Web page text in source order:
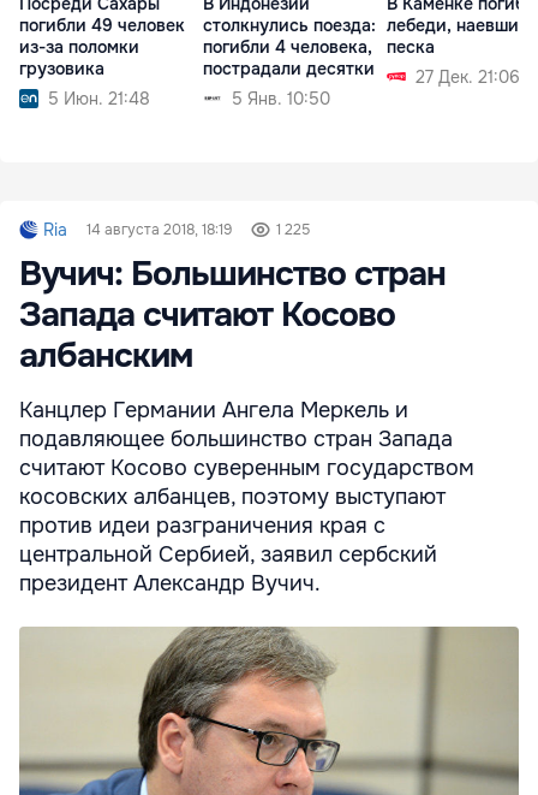
погибли 49 человек
из-за поломки
грузовика
5 Июн. 21:48
столкнулись поезда:
погибли 4 человека,
пострадали десятки
5 Янв. 10:50
лебеди, наевшись
песка
27 Дек. 21:06
Ria 14 августа 2018, 18:19 1 225
Вучич: Большинство стран
Запада считают Косово
албанским
Канцлер Германии Ангела Меркель и
подавляющее большинство стран Запада
считают Косово суверенным государством
косовских албанцев, поэтому выступают
против идеи разграничения края с
центральной Сербией, заявил сербский
президент Александр Вучич.